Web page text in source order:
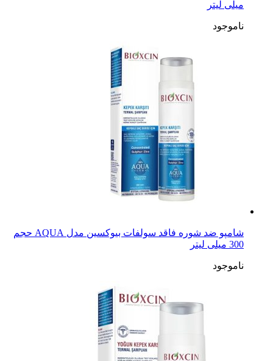
میلی لیتر
ناموجود
شامپو ضد شوره فاقد سولفات بیوکسین مدل AQUA حجم
300 میلی لیتر
ناموجود